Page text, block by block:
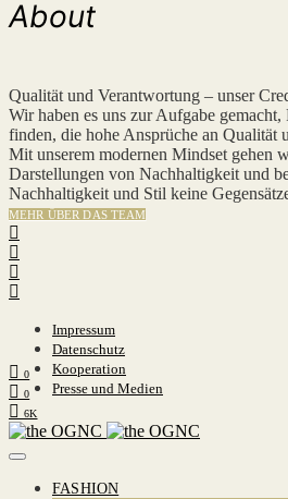
About
Qualität und Verantwortung – unser
Wir haben es uns zur Aufgabe
finden, die hohe Ansprüche an Qualität
Mit unserem modernen Mindset gehen
Darstellungen von Nachhaltigkeit und
Nachhaltigkeit und Stil keine
MEHR ÜBER DAS TEAM
Impressum
Datenschutz
Kooperation
Presse und Medien
0
0
6K
FASHION